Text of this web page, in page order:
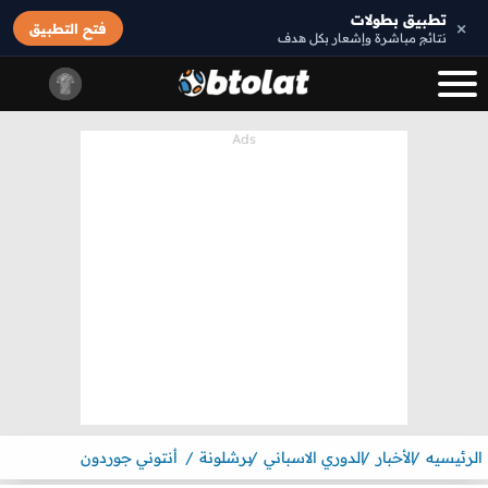
× تطبيق بطولات
نتائج مباشرة وإشعار بكل هدف
فتح التطبيق
الرئيسيه الأخبار الدوري الاسباني برشلونة أنتوني جوردون